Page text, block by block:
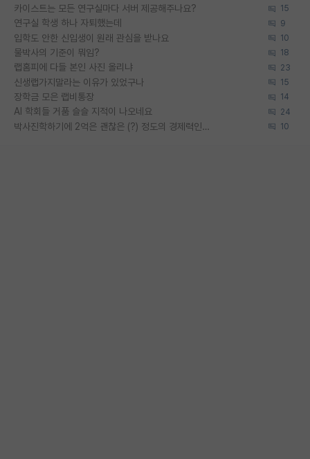
카이스트는 모든 연구실마다 서버 제공해주나요? 15
연구실 학생 하나 자퇴했는데 9
입학도 안한 신입생이 원래 관심을 받나요 10
물박사의 기준이 뭐임? 18
랩홈피에 다들 본인 사진 올리냐 23
신생랩가지말라는 이유가 있었구나 15
장학금 모은 랩비통장 14
AI 학회들 거품 슬슬 지적이 나오네요 24
박사진학하기에 2억은 괜찮은 (?) 정도의 경제력인가요 10